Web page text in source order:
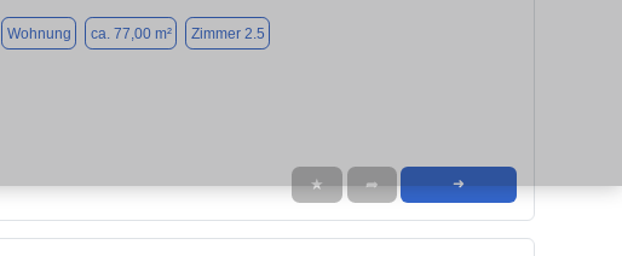
Wohnung ca. 77,00 m² Zimmer 2.5
★ ➦ ➜